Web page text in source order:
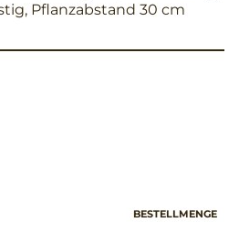
Pflanzabstand 30 cm
BESTELLMENGE